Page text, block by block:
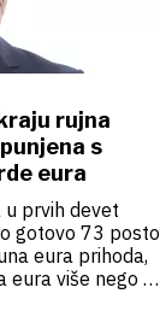
rujna
s
eura
prvih devet
gotovo 73 posto
eura prihoda,
eura više nego u